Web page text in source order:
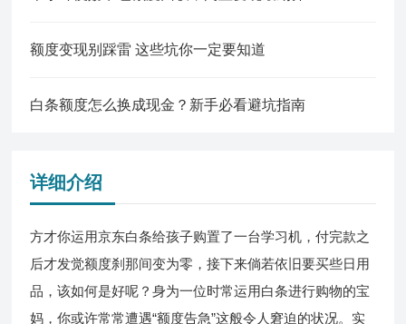
额度变现别踩雷 这些坑你一定要知道
白条额度怎么换成现金？新手必看避坑指南
详细介绍
方才你运用京东白条给孩子购置了一台学习机，付完款之
后才发觉额度刹那间变为零，接下来倘若依旧要买些日用
品，该如何是好呢？身为一位时常运用白条进行购物的宝
妈，你或许常常遭遇“额度告急”这般令人窘迫的状况。实